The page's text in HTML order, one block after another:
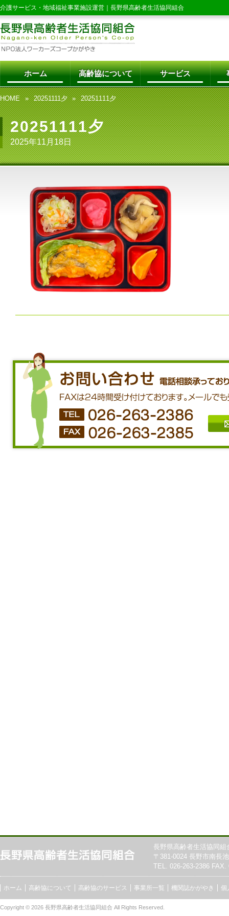
介護サービス・地域福祉事業施設運営｜ 長野県高齢者生活協同組合
ホーム 高齢協について サービス
HOME 20251111夕 20251111夕
20251111夕
2025年11月18日
長野県高齢者生活協同組
〒381-0024 長野市南長
TEL. 026-263-2386 FAX.
ホーム 高齢協について 高齢協のサービス 事業所一覧 機関誌かがやき 個
Copyright © 2026 長野県高齢者生活協同組合 All Rights Reserved.